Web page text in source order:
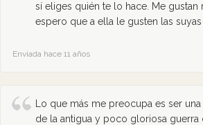
sí eliges quién te lo hace. Me gustan
espero que a ella le gusten las suyas
Enviada hace 11 años
Lo que más me preocupa es ser
de la antigua y poco gloriosa guerra